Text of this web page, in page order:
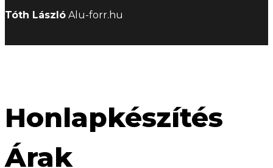
Tóth László Alu-forr.hu
Honlapkészítés
Árak